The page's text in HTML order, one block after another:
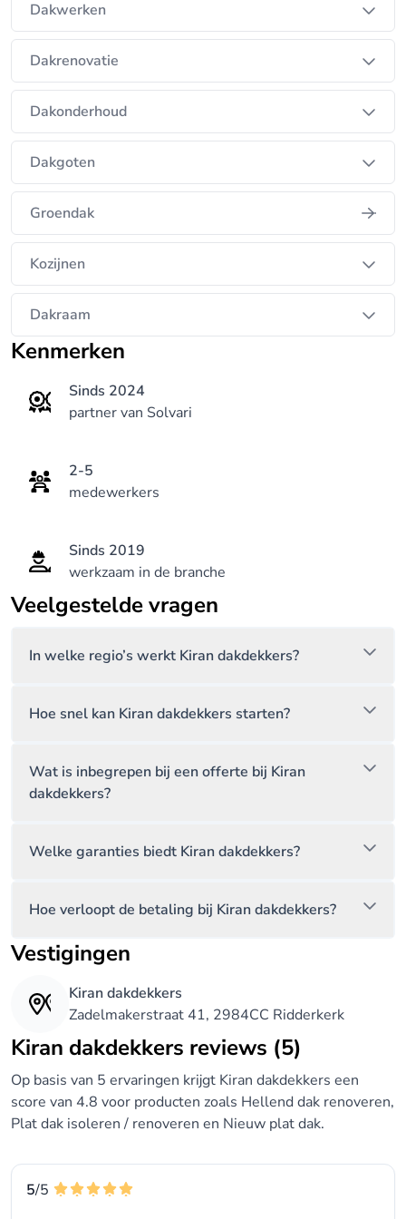
daklekkage geeft het bedrijf aan binnen 12 uur aan
de deur te staan. Dat geeft snelheid en
duidelijkheid bij urgente problemen.
Op de website benadrukt Kiran Dakdekkers het
gebruik van de beste materialen, hoge kwaliteit in
afwerking en een duurzaam en waterdicht resultaat.
Ook vermeldt het bedrijf 10 jaar garantie op
waterdichte daken. Dat versterkt het vertrouwen
voor consumenten die zekerheid willen over de
uitvoering.
Wie een dakdekker zoekt voor inspectie, reparatie
of renovatie vindt in Kiran Dakdekkers een partij die
inzet op snelheid, duidelijke service en vakwerk.
Vooral voor bitumen daken en lekkageherstel komt
de expertise op de website sterk naar voren.
Dakwerken
Dakrenovatie
Dakonderhoud
Dakgoten
Groendak
Kozijnen
Dakraam
Kenmerken
Sinds 2024
partner van Solvari
2-5
medewerkers
Sinds 2019
werkzaam in de branche
Veelgestelde vragen
In welke regio’s werkt Kiran dakdekkers?
Hoe snel kan Kiran dakdekkers starten?
Wat is inbegrepen bij een offerte bij Kiran
dakdekkers?
Welke garanties biedt Kiran dakdekkers?
Hoe verloopt de betaling bij Kiran dakdekkers?
Vestigingen
Kiran dakdekkers
Zadelmakerstraat 41, 2984CC Ridderkerk
Kiran dakdekkers reviews (5)
Op basis van 5 ervaringen krijgt Kiran dakdekkers een
score van 4.8 voor producten zoals Hellend dak renoveren,
Plat dak isoleren / renoveren en Nieuw plat dak.
5/5